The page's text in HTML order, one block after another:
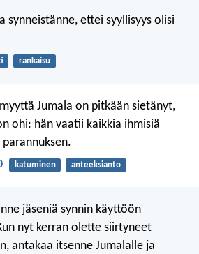
synneistänne, ettei syyllisyys olisi
rankaisu
Jumala on pitkään sietänyt,
ohi: hän vaatii kaikkia ihmisiä
katuminen anteeksianto
jäseniä synnin käyttöön
nyt kerran olette siirtyneet
antakaa itsenne Jumalalle ja